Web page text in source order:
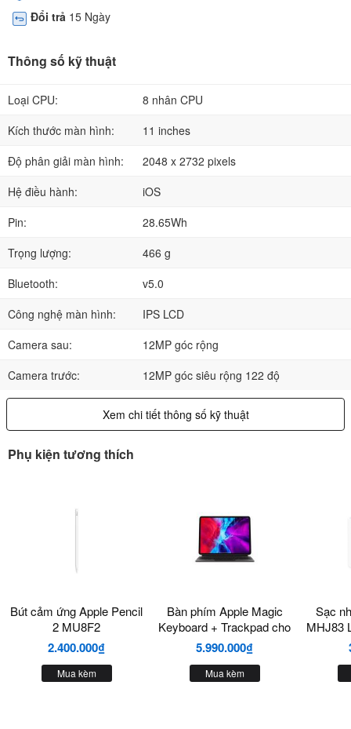
Đổi trả 15 Ngày
Thông số kỹ thuật
Loại CPU:
8 nhân CPU
Kích thước màn hình:
11 inches
Độ phân giải màn hình:
2048 x 2732 pixels
Hệ điều hành:
iOS
Pin:
28.65Wh
Trọng lượng:
466 g
Bluetooth:
v5.0
Công nghệ màn hình:
IPS LCD
Camera sau:
12MP góc rộng
Camera trước:
12MP góc siêu rộng 122 độ
Xem chi tiết thông số kỹ thuật
Phụ kiện tương thích
Bút cảm ứng Apple Pencil
2 MU8F2
2.400.000₫
Mua kèm
Bàn phím Apple Magic
Keyboard + Trackpad cho
iPad Pro 11" Chính Hãng
5.990.000₫
Mua kèm
Sạc
MHJ83